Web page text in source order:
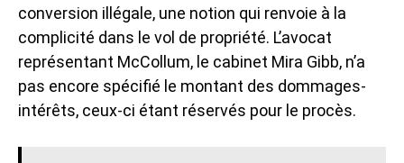
conversion illégale, une notion qui renvoie à la
complicité dans le vol de propriété. L’avocat
représentant McCollum, le cabinet Mira Gibb, n’a
pas encore spécifié le montant des dommages-
intérêts, ceux-ci étant réservés pour le procès.